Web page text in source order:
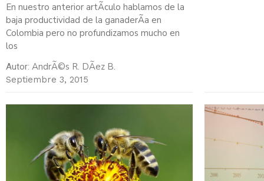
En nuestro anterior artÃ­culo hablamos de la
baja productividad de la ganaderÃ­a en
Colombia pero no profundizamos mucho en
los
Autor: AndrÃ©s R. DÃ­ez B.
Septiembre 3, 2015